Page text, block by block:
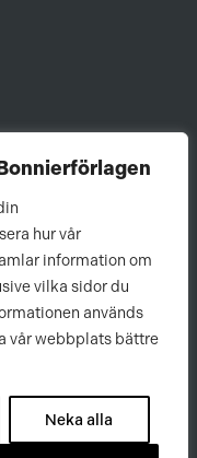
hur vår
information om
vilka sidor du
används
vår webbplats bättre
Neka alla